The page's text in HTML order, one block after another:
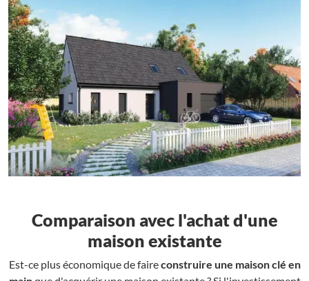
Comparaison avec l'achat d'une
maison existante
Est-ce plus économique de faireconstruire une maison clé en